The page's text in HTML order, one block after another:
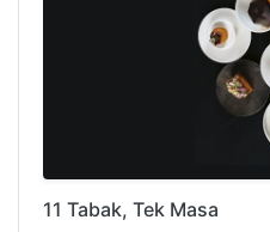
11 Tabak, Tek Masa